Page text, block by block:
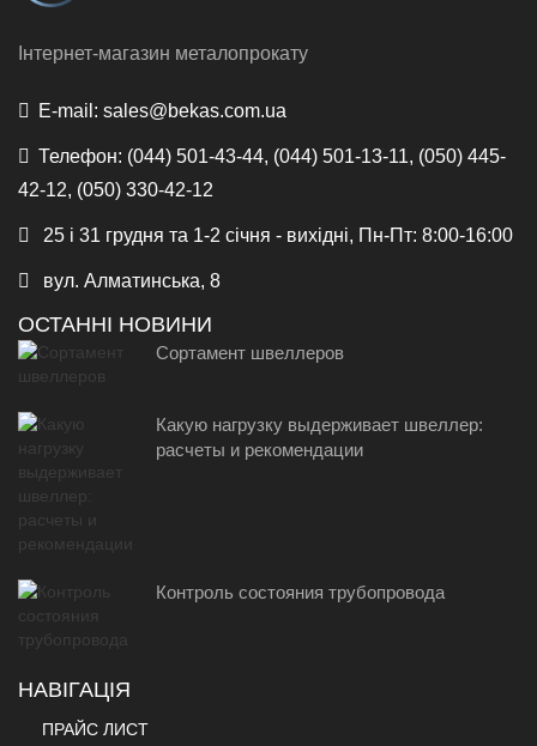
Інтернет-магазин металопрокату
E-mail: sales@bekas.com.ua
Телефон: (044) 501-43-44, (044) 501-13-11, (050) 445-
42-12, (050) 330-42-12
25 і 31 грудня та 1-2 січня - вихідні, Пн-Пт: 8:00-16:00
вул. Алматинська, 8
ОСТАННІ НОВИНИ
Сортамент швеллеров
Какую нагрузку выдерживает швеллер:
расчеты и рекомендации
Контроль состояния трубопровода
НАВІГАЦІЯ
ПРАЙС ЛИСТ